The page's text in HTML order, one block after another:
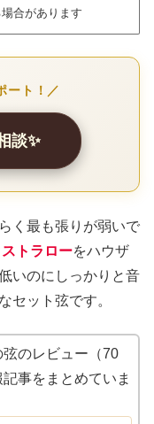
合があります
ート！／
談✨
く最も張りが弱いで
トラローをハウザ
いのにしっかりと音
セット弦です。
のレビュー（70
事をまとめていま